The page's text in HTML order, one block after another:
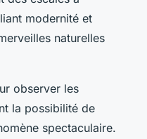
modernité et
naturelles
observer les
la possibilité de
spectaculaire.